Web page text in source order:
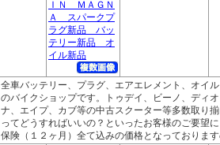
ＩＮ ＭＡＧＮ
Ａ スパークプ
ラグ新品 バッ
テリー新品 オ
イル新品
全車バッテリー、プラグ、エアエレメント、オイ
のバイクショップです。トゥデイ、ビーノ、ディ
ナ、エイプ、カブ等の中古スクーター等多数取り
ってどうすればいいの？といったお客様のご要望
保険（１２ヶ月）全て込みの価格となっておりま